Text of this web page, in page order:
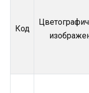
Код